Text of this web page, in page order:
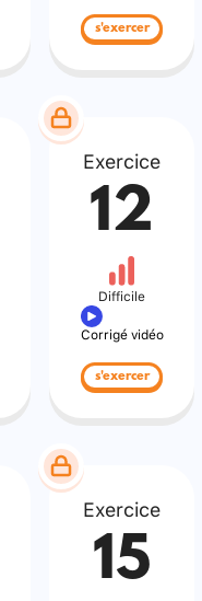
s'exercer
Exercice
12
Difficile
Corrigé vidéo
s'exercer
Exercice
15